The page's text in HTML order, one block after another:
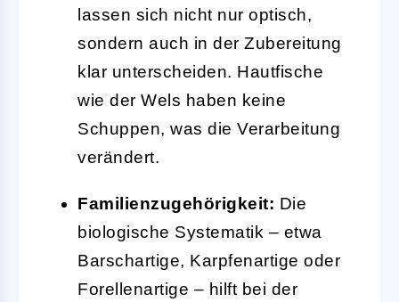
lassen sich nicht nur optisch,
sondern auch in der Zubereitung
klar unterscheiden. Hautfische
wie der Wels haben keine
Schuppen, was die Verarbeitung
verändert.
Familienzugehörigkeit: Die
biologische Systematik – etwa
Barschartige, Karpfenartige oder
Forellenartige – hilft bei der